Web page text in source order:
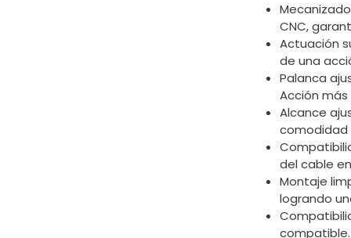
CNC,
Actuación
de una
Palanca
Acción
Alcance
comodidad
del cable
Montaje
logrando
compatible.